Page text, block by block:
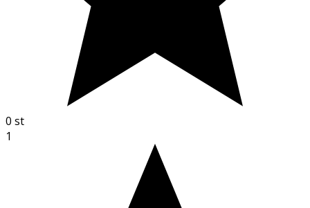
0 st
1